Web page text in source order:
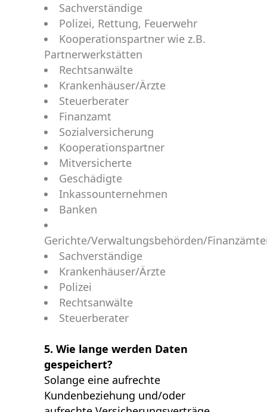
Sachverständige
Polizei, Rettung, Feuerwehr
Kooperationspartner wie z.B.
Partnerwerkstätten
Rechtsanwälte
Krankenhäuser/Ärzte
Steuerberater
Finanzamt
Sozialversicherung
Kooperationspartner
Mitversicherte
Geschädigte
Inkassounternehmen
Banken
Gerichte/Verwaltungsbehörden/
Sachverständige
Krankenhäuser/Ärzte
Polizei
Rechtsanwälte
Steuerberater
5. Wie lange werden Daten
gespeichert?
Solange eine aufrechte
Kundenbeziehung und/oder